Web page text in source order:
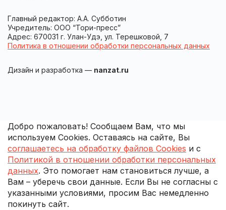
Главный редактор: А.А. Субботин
Учредитель: ООО “Тори-пресс”
Адрес: 670031 г. Улан-Удэ, ул. Терешковой, 7
Политика в отношении обработки персональных данных
Дизайн и разработка — nanzat.ru
Добро пожаловать! Сообщаем Вам, что мы
используем Cookies. Оставаясь на сайте, Вы
соглашаетесь на обработку файлов Cookies и с
Политикой в отношении обработки персональных
данных. Это помогает нам становиться лучше, а
Вам – уберечь свои данные. Если Вы не согласны с
указанными условиями, просим Вас немедленно
покинуть сайт.